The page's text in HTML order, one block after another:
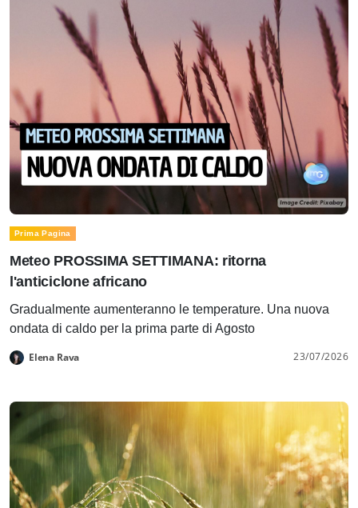
Prima Pagina
Meteo PROSSIMA SETTIMANA: ritorna
l'anticiclone africano
Gradualmente aumenteranno le temperature. Una nuova
ondata di caldo per la prima parte di Agosto
Elena Rava 23/07/2026